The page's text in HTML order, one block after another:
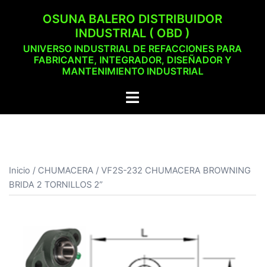
OSUNA BALERO DISTRIBUIDOR
INDUSTRIAL ( OBD )
UNIVERSO INDUSTRIAL DE REFACCIONES PARA
FABRICANTE, INTEGRADOR, DISEÑADOR Y
MANTENIMIENTO INDUSTRIAL
Alternar
Inicio / CHUMACERA / VF2S-232 CHUMACERA BROWNING
BRIDA 2 TORNILLOS 2”